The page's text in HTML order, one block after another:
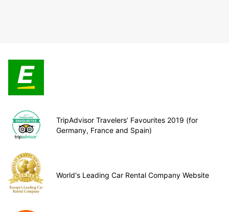
TripAdvisor Travelers’ Favourites 2019 (for
Germany, France and Spain)
World's Leading Car Rental Company Website